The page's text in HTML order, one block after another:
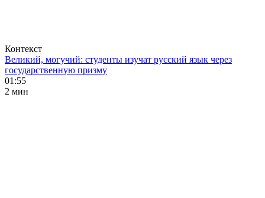
Контекст
Великий, могучий: студенты изучат русский язык через
государственную призму
01:55
2 мин